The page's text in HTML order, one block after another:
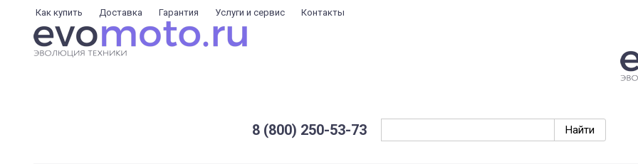
Как купить Доставка Гарантия Услуги и сервис Контакты
8 (800) 250-53-73‬